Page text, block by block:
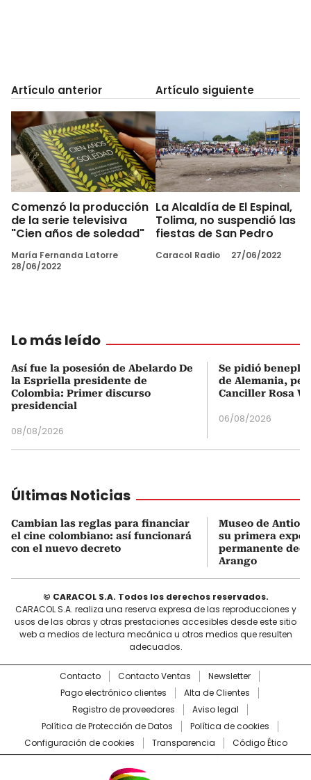
Artículo anterior
Comenzó la producción
de la serie televisiva
"Cien años de soledad"
María Fernanda Latorre
28/06/2022
Artículo siguiente
La Alcaldía de El Espinal,
Tolima, no suspendió las
fiestas de San Pedro
Caracol Radio 27/06/2022
Lo más leído
Así fue la posesión de Abelardo De
la Espriella presidente de
Colombia: Primer discurso
presidencial
08/08/2026
Se pidió
de Alemania,
Canciller Rosa
06/08/2026
Últimas Noticias
Cambian las reglas para financiar
el cine colombiano: así funcionará
con el nuevo decreto
Museo de
su primera
permanente
Arango
© CARACOL S.A. Todos los derechos reservados.
CARACOL S.A. realiza una reserva expresa de las reproducciones y
usos de las obras y otras prestaciones accesibles desde este sitio
web a medios de lectura mecánica u otros medios que resulten
adecuados.
Contacto Contacto Ventas
Newsletter
Pago electrónico clientes
Alta de Clientes
Registro de proveedores
Aviso legal
Política de Protección de Datos
Política de cookies
Configuración de cookies
Transparencia Código Ético